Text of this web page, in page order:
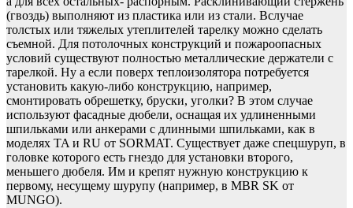
(гвоздь) выполняют из пластика или из стали. Вслучае
толстых или тяжелых утеплителей тарелку можно сделать
съемной. Для потолочных конструкций и пожароопасных
условий существуют полностью металлические держатели с
тарелкой. Ну а если поверх теплоизолятора потребуется
установить какую-либо конструкцию, например,
смонтировать обрешетку, бруски, уголки? В этом случае
используют фасадные дюбели, оснащая их удлиненными
шпильками или анкерами с длинными шпильками, как в
моделях TA и RU от SORMAT. Существует даже спецшуруп, в
головке которого есть гнездо для установки второго,
меньшего дюбеля. Им и крепят нужную конструкцию к
первому, несущему шурупу (например, в MBR SK от
MUNGO).